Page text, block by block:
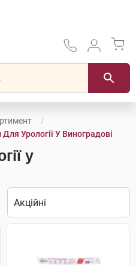
Урології У Виноградові
у